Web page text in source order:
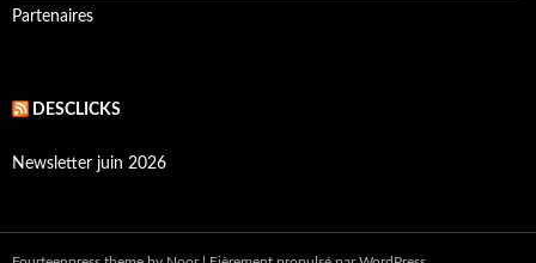
Partenaires
DESCLICKS
Newsletter juin 2026